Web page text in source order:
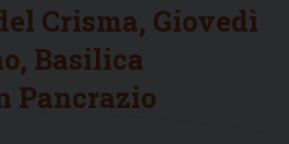
Crisma, Giovedì
Basilica
Pancrazio